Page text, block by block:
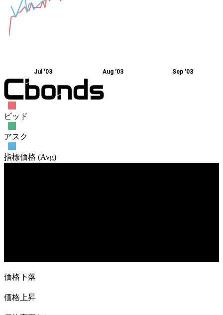
Jul '03 Aug '03 Sep '03
ビッド
アスク
指標価格 (Avg)
価格下落
価格上昇